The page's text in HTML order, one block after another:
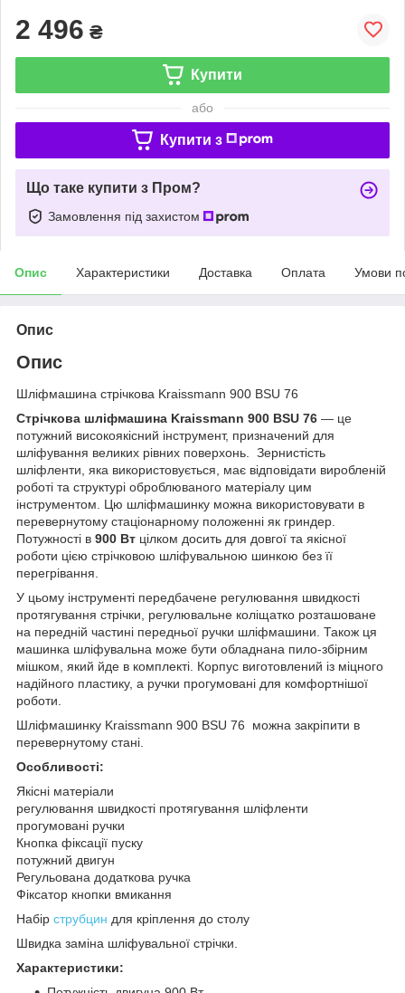
2 496 ₴
Купити
або
Купити з
Що таке купити з Пром?
Замовлення під захистом
Опис Характеристики Доставка Оплата Умови
Опис
Опис
Шліфмашина стрічкова Kraissmann 900 BSU 76
Стрічкова шліфмашина Kraissmann 900 BSU 76 — це
потужний високоякісний інструмент, призначений для
шліфування великих рівних поверхонь. Зернистість
шліфленти, яка використовується, має відповідати виробленій
роботі та структурі оброблюваного матеріалу цим
інструментом. Цю шліфмашинку можна використовувати в
перевернутому стаціонарному положенні як гриндер.
Потужності в 900 Вт цілком досить для довгої та якісної
роботи цією стрічковою шліфувальною шинкою без її
перегрівання.
У цьому інструменті передбачене регулювання швидкості
протягування стрічки, регулювальне коліщатко розташоване
на передній частині передньої ручки шліфмашини. Також ця
машинка шліфувальна може бути обладнана пило-збірним
мішком, який йде в комплекті. Корпус виготовлений із міцного
надійного пластику, а ручки прогумовані для комфортнішої
роботи.
Шліфмашинку Kraissmann 900 BSU 76 можна закріпити в
перевернутому стані.
Особливості:
Якісні матеріали
регулювання швидкості протягування шліфленти
прогумовані ручки
Кнопка фіксації пуску
потужний двигун
Регульована додаткова ручка
Фіксатор кнопки вмикання
Набір струбцин для кріплення до столу
Швидка заміна шліфувальної стрічки.
Характеристики: